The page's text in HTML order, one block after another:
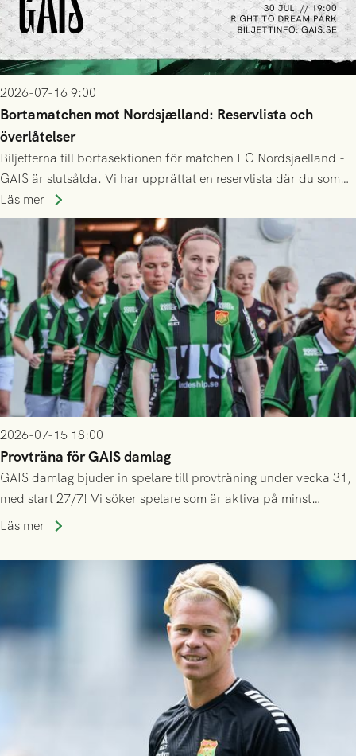
2026-07-16 9:00
Bortamatchen mot Nordsjælland: Reservlista och
överlåtelser
Biljetterna till bortasektionen för matchen FC Nordsjaelland -
GAIS är slutsålda. Vi har upprättat en reservlista där du som
ännu inte har någon biljett kan anmäla ditt intresse. Du kan
inte själv överlåta din biljett till någon annan.
Läs mer
2026-07-15 18:00
Provträna för GAIS damlag
GAIS damlag bjuder in spelare till provträning under vecka 31,
med start 27/7! Vi söker spelare som är aktiva på minst
division 3-nivå.
Läs mer